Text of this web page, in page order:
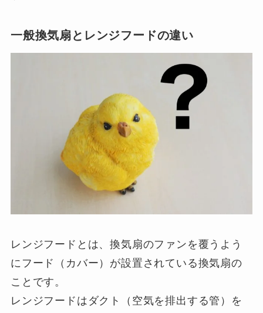
一般換気扇とレンジフードの違い
レンジフードとは、換気扇のファンを覆うよう
にフード（カバー）が設置されている換気扇の
ことです。
レンジフードはダクト（空気を排出する管）を